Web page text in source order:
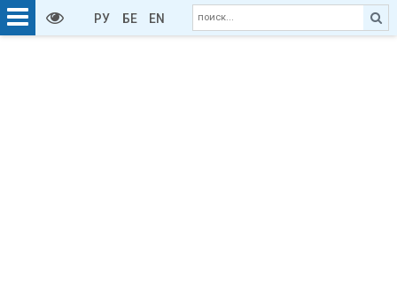
РУ БЕ EN